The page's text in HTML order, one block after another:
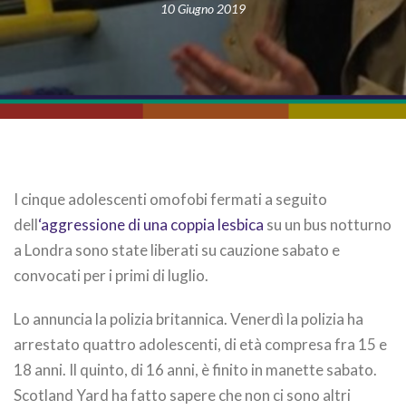
10 Giugno 2019
I cinque adolescenti omofobi fermati a seguito
dell‘aggressione di una coppia lesbica su un bus notturno
a Londra sono state liberati su cauzione sabato e
convocati per i primi di luglio.
Lo annuncia la polizia britannica. Venerdì la polizia ha
arrestato quattro adolescenti, di età compresa fra 15 e
18 anni. Il quinto, di 16 anni, è finito in manette sabato.
Scotland Yard ha fatto sapere che non ci sono altri